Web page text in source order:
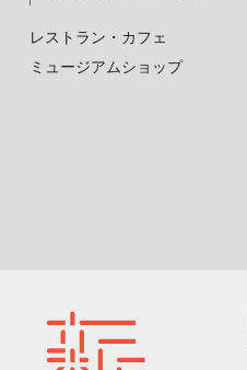
レストラン・カフェ
ミュージアムショップ